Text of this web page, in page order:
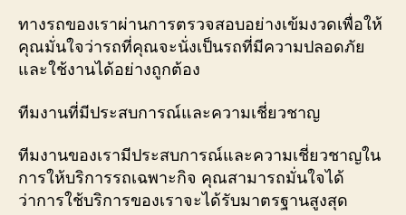
ทางรถของเราผ่านการตรวจสอบอย่างเข้มงวดเพื่อให้
คุณมั่นใจว่ารถที่คุณจะนั่งเป็นรถที่มีความปลอดภัย
และใช้งานได้อย่างถูกต้อง
ทีมงานที่มีประสบการณ์และความเชี่ยวชาญ
ทีมงานของเรามีประสบการณ์และความเชี่ยวชาญใน
การให้บริการรถเฉพาะกิจ คุณสามารถมั่นใจได้
ว่าการใช้บริการของเราจะได้รับมาตรฐานสูงสุด